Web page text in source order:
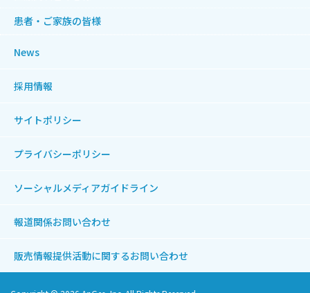
患者・ご家族の皆様
News
採用情報
サイトポリシー
プライバシーポリシー
ソーシャルメディアガイドライン
報道関係お問い合わせ
販売情報提供活動に関するお問い合わせ